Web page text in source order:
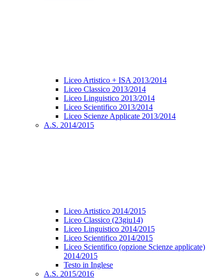
Liceo Artistico + ISA 2013/2014
Liceo Classico 2013/2014
Liceo Linguistico 2013/2014
Liceo Scientifico 2013/2014
Liceo Scienze Applicate 2013/2014
A.S. 2014/2015
Liceo Artistico 2014/2015
Liceo Classico (23giu14)
Liceo Linguistico 2014/2015
Liceo Scientifico 2014/2015
Liceo Scientifico (opzione Scienze applicate)
2014/2015
Testo in Inglese
A.S. 2015/2016